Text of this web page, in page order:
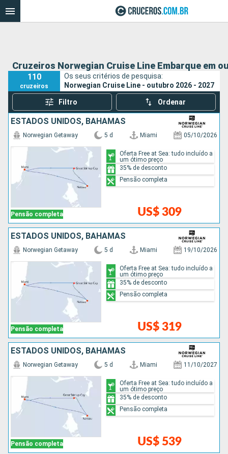
Cruzeiros Norwegian Cruise Line Embarque em
110
cruzeiros
Os seus critérios de pesquisa:
Norwegian Cruise Line - outubro 2026 - 2027
Filtro Ordenar
ESTADOS UNIDOS, BAHAMAS
Pensão completa
Norwegian Getaway 5 d Miami 05/10/2026
US$ 309
Oferta Free at Sea: tudo incluído a
um ótimo preço
35% de desconto
Pensão completa
ESTADOS UNIDOS, BAHAMAS
Pensão completa
Norwegian Getaway 5 d Miami 19/10/2026
US$ 319
Oferta Free at Sea: tudo incluído a
um ótimo preço
35% de desconto
Pensão completa
ESTADOS UNIDOS, BAHAMAS
Pensão completa
Norwegian Getaway 5 d Miami 11/10/2027
US$ 539
Oferta Free at Sea: tudo incluído a
um ótimo preço
35% de desconto
Pensão completa